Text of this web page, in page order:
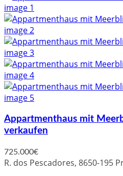
Appartmenthaus mit
verkaufen
725.000€
R. dos Pescadores, 8650-195